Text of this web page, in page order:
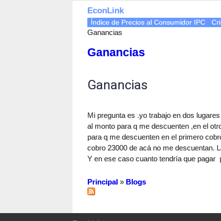
EconLink
Índice de Precios al Consumidor IPC
Ganancias
Ganancias
Ganancias
Mi pregunta es .yo trabajo en dos
al monto para q me descuenten ,en el
para q me descuenten en el primero
cobro 23000 de acá no me descuentan.
Y en ese caso cuanto tendría que pagar
Principal » Blogs